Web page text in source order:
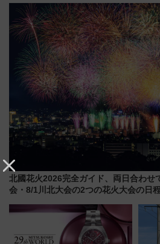
イダー」に注目 2026年夏は所
沢へ遊びに行こう
府･
に
北國花火2026完全ガイド、両日合わせ
会・8/1川北大会の2つの花火大会の日